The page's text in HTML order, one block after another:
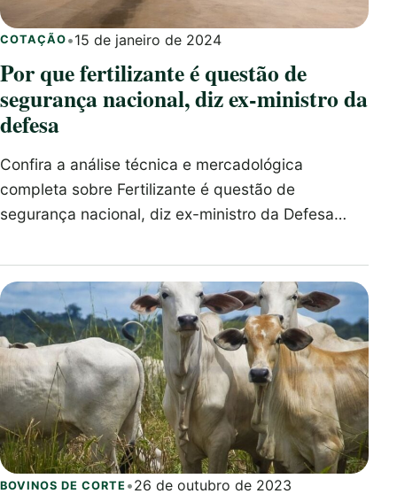
COTAÇÃO •15 de janeiro de 2024
Por que fertilizante é questão de
segurança nacional, diz ex-ministro da
defesa
Confira a análise técnica e mercadológica
completa sobre Fertilizante é questão de
segurança nacional, diz ex-ministro da Defesa…
BOVINOS DE CORTE •26 de outubro de 2023